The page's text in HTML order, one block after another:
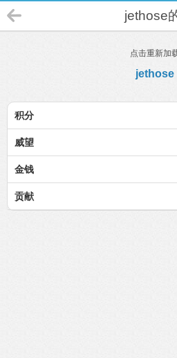
jethose
点击重新加
jethose
积分
威望
金钱
贡献